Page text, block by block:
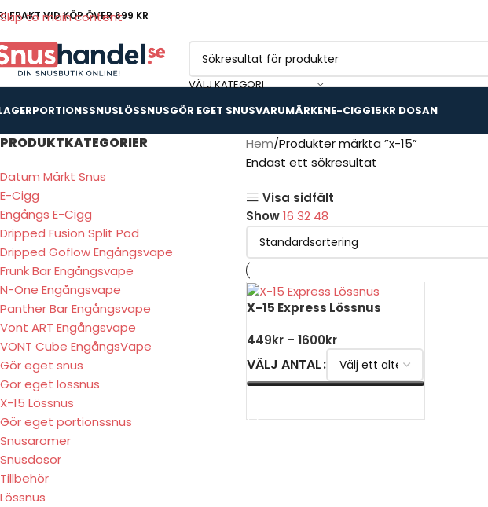
Skip to main content
FRAKT VID KÖP ÖVER 699 KR
VÄLJ KATEGORI
PORTIONSSNUSLÖSSNUSGÖR EGET SNUSVARUMÄRKENE-CIGG15KR DOSAN
PRODUKTKATEGORIER
Datum Märkt Snus
E-Cigg
Engångs E-Cigg
Dripped Fusion Split Pod
Dripped Goflow Engångsvape
Frunk Bar Engångsvape
N-One Engångsvape
Panther Bar Engångsvape
Vont ART Engångsvape
VONT Cube EngångsVape
Gör eget snus
Gör eget lössnus
X-15 Lössnus
Gör eget portionssnus
Snusaromer
Snusdosor
Tillbehör
Lössnus
Hem Produkter märkta ”x-15”
Endast ett sökresultat
Visa sidfält
Show16 32 48
X-15 Express Lössnus
449kr – 1600kr
VÄLJ ANTAL